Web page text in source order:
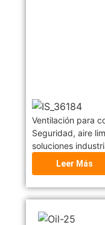
Ventilación para
Seguridad, aire
soluciones
Leer Más